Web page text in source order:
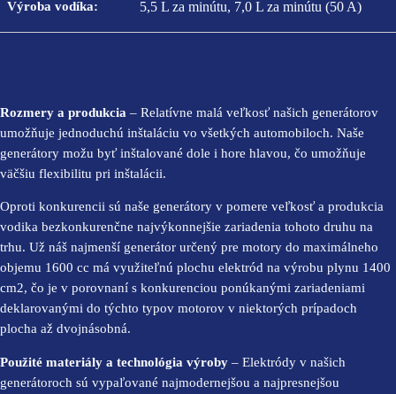
Výroba vodíka: 5,5 L za minútu, 7,0 L za minútu (50 A)
Rozmery a produkcia – Relatívne malá veľkosť našich generátorov
umožňuje jednoduchú inštaláciu vo všetkých automobiloch. Naše
generátory možu byť inštalované dole i hore hlavou, čo umožňuje
väčšiu flexibilitu pri inštalácii.
Oproti konkurencii sú naše generátory v pomere veľkosť a produkcia
vodika bezkonkurenčne najvýkonnejšie zariadenia tohoto druhu na
trhu. Už náš najmenší generátor určený pre motory do maximálneho
objemu 1600 cc má využiteľnú plochu elektród na výrobu plynu 1400
cm2, čo je v porovnaní s konkurenciou ponúkanými zariadeniami
deklarovanými do týchto typov motorov v niektorých prípadoch
plocha až dvojnásobná.
Použité materiály a technológia výroby – Elektródy v našich
generátoroch sú vypaľované najmodernejšou a najpresnejšou